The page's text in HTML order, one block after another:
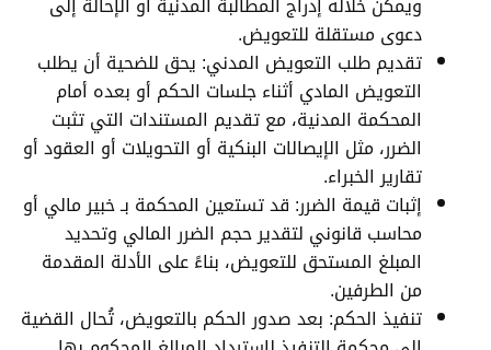
دعوى مستقلة للتعويض.
تقديم طلب التعويض المدني: يحق للضحية أن يطلب
التعويض المادي أثناء جلسات الحكم أو بعده أمام
المحكمة المدنية، مع تقديم المستندات التي تثبت
الضرر، مثل الإيصالات البنكية أو التحويلات أو العقود أو
تقارير الخبراء.
إثبات قيمة الضرر: قد تستعين المحكمة بـ خبير مالي أو
محاسب قانوني لتقدير حجم الضرر المالي وتحديد
المبلغ المستحق للتعويض، بناءً على الأدلة المقدمة
من الطرفين.
تنفيذ الحكم: بعد صدور الحكم بالتعويض، تُحال القضية